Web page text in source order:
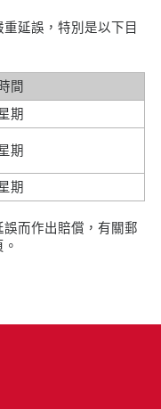
延誤，特別是以下目
間
期
期
期
而作出賠償，有關郵